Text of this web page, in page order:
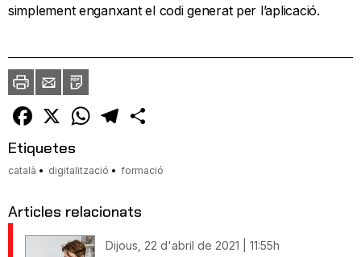
simplement enganxant el codi generat per l’aplicació.
ImprimirEnvia
un
amic
PDF
Facebook
X WhatsAppTelegram
Etiquetes
català digitalització formació
Articles relacionats
Dijous, 22 d'abril de 2021 | 11:55h